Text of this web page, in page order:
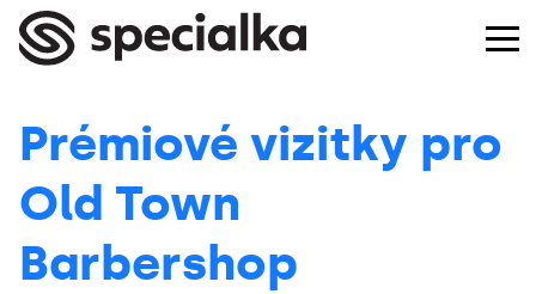
Prémiové vizitky pro
Old Town
Barbershop